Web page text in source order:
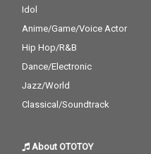
Idol
Anime/Game/Voice Actor
Hip Hop/R&B
Dance/Electronic
Jazz/World
Classical/Soundtrack
About OTOTOY